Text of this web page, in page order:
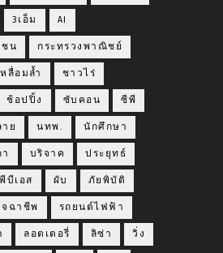
3เอ็ม AI
น กระทรวงพาณิชย์
ลื่อมล้ำ ชาวไร่
ช้อปปิ้ง ซับคอน ซีพี
ย นทพ. นักศึกษา
บริจาค ประยุทธ์
บีเอส ผับ ภัยพิบัติ
ฉาชีพ รถยนต์ไฟฟ้า
ลอตเตอรี่ ลิซ่า วิ่ง